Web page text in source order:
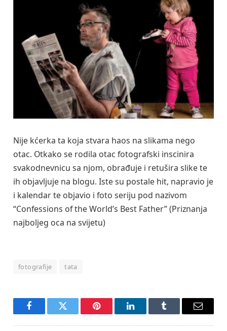
Nije kćerka ta koja stvara haos na slikama nego
otac. Otkako se rodila otac fotografski inscinira
svakodnevnicu sa njom, obrađuje i retušira slike te
ih objavljuje na blogu. Iste su postale hit, napravio je
i kalendar te objavio i foto seriju pod nazivom
“Confessions of the World’s Best Father” (Priznanja
najboljeg oca na svijetu)
fotografije tata
FacebookTwitter Pinterest LinkedInTumblr Email